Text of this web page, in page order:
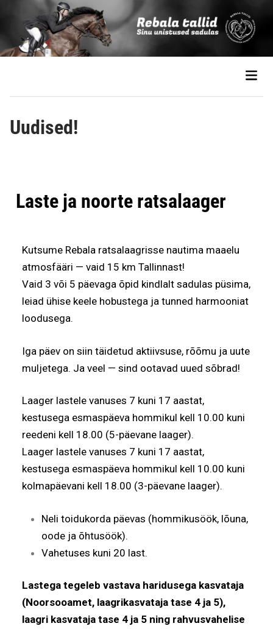
Uudised!
Laste ja noorte ratsalaager
Kutsume Rebala ratsalaagrisse nautima maaelu
atmosfääri — vaid 15 km Tallinnast!
Vaid 3 või 5 päevaga õpid kindlalt sadulas püsima,
leiad ühise keele hobustega ja tunned harmooniat
loodusega.
Iga päev on siin täidetud aktiivsuse, rõõmu ja uute
muljetega. Ja veel — sind ootavad uued sõbrad!
Laager lastele vanuses 7 kuni 17 aastat,
kestusega esmaspäeva hommikul kell 10.00 kuni
reedeni kell 18.00 (5-päevane laager).
Laager lastele vanuses 7 kuni 17 aastat,
kestusega esmaspäeva hommikul kell 10.00 kuni
kolmapäevani kell 18.00 (3-päevane laager).
Neli toidukorda päevas (hommikusöök, lõuna,
oode ja õhtusöök).
Vahetuses kuni 20 last.
Lastega tegeleb vastava haridusega kasvataja
(Noorsooamet, laagrikasvataja tase 4 ja 5),
laagri kasvataja tase 4 ja 5 ning rahvusvahelise